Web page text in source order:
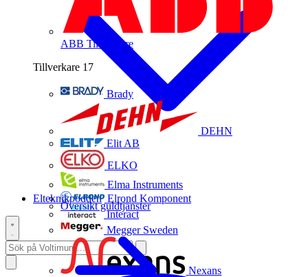
ABB Tillverkare
Tillverkare 17
Brady
DEHN
Elit AB
ELKO
Elma Instruments
Elrond Komponent
Interact
Megger Sweden
Nexans
Översikt guldtjänster
Elteknikpodden